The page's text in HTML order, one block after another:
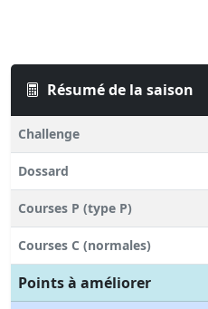
Résumé de la saison
Challenge
Dossard
Courses P (type P)
Courses C (normales)
Points à améliorer